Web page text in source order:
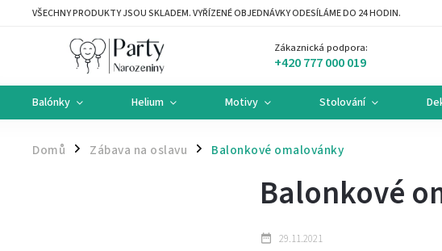
VŠECHNY PRODUKTY JSOU SKLADEM. VYŘÍZENÉ OBJEDNÁVKY ODESÍLÁME DO 24 HODIN.
Zákaznická podpora:
+420 777 000 019
Balónky Helium Motivy Stolování
Domů / Zábava na oslavu / Balonkové omalovánky
Balonkové
29.11.2021